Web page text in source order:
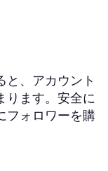
と、アカウント
ります。安全に
フォロワーを購